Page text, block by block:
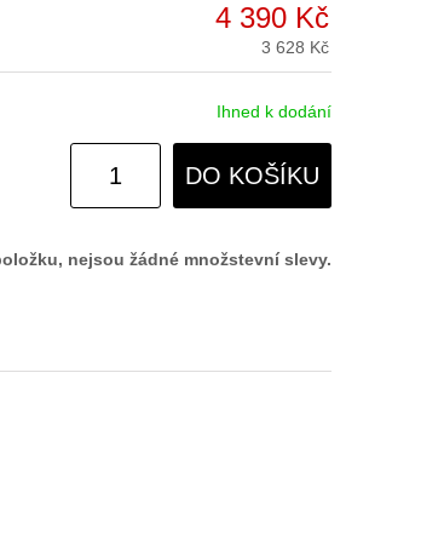
4 390 Kč
3 628 Kč
Ihned k dodání
DO KOŠÍKU
nejsou žádné množstevní slevy.